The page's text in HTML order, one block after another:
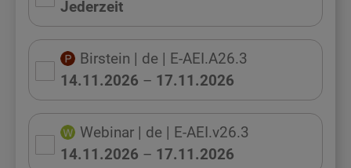
Jederzeit
Birstein | de | E-AEI.A26.3
14.11.2026 – 17.11.2026
Webinar | de | E-AEI.v26.3
14.11.2026 – 17.11.2026